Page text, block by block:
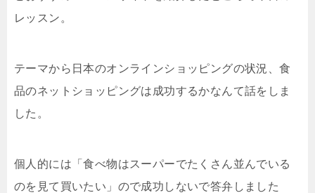
レッスン。
テーマから日本のオンラインショッピングの状況、食
品のネットショッピングは成功するかなんて話をしま
した。
個人的には「食べ物はスーパーでたくさん並んでいる
のを見て買いたい」ので成功しないで答弁しました